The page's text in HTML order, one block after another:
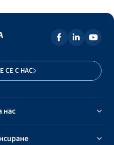
СЕ С НАС
нас